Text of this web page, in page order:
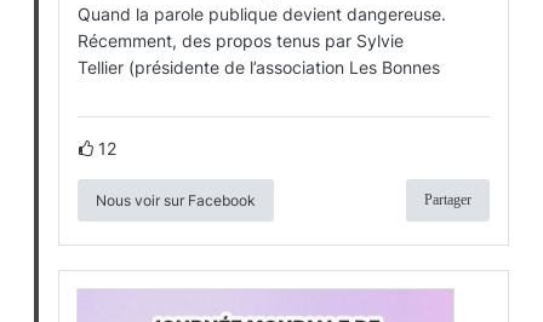
Quand la parole publique devient dangereuse.
Récemment, des propos tenus par Sylvie
Tellier (présidente de l’association Les Bonnes
12
Nous voir sur Facebook Partager